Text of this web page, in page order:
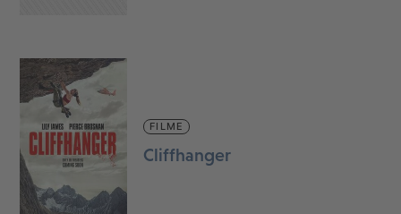
FILME
Cliffhanger